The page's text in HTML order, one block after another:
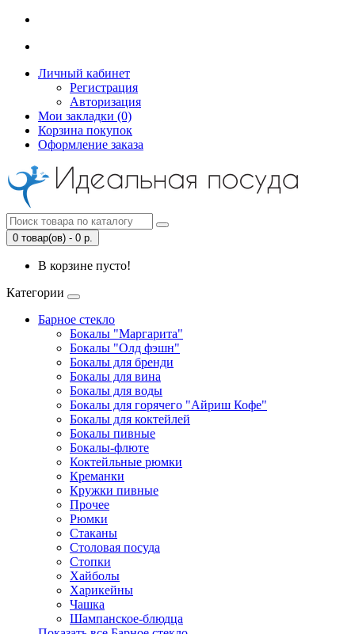
Личный кабинет
Регистрация
Авторизация
Мои закладки (0)
Корзина покупок
Оформление заказа
0 товар(ов) - 0 р.
В корзине пусто!
Категории
Барное стекло
Бокалы "Маргарита"
Бокалы "Олд фэшн"
Бокалы для бренди
Бокалы для вина
Бокалы для воды
Бокалы для горячего "Айриш Кофе"
Бокалы для коктейлей
Бокалы пивные
Бокалы-флюте
Коктейльные рюмки
Креманки
Кружки пивные
Прочее
Рюмки
Стаканы
Столовая посуда
Стопки
Хайболы
Харикейны
Чашка
Шампанское-блюдца